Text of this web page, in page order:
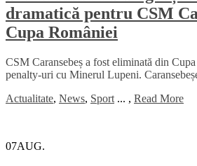
dramatică pentru CSM
Cupa României
CSM Caransebeș a fost eliminată din
penalty-uri cu Minerul Lupeni.
Actualitate, News, Sport ... , Read More
07AUG.